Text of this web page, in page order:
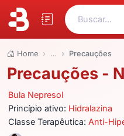
Buscar...
Home … Precauções
Precauções -
Bula Nepresol
Princípio ativo: Hidralazina
Classe Terapêutica: Anti-